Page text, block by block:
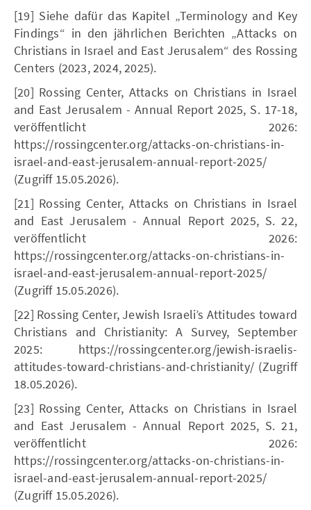
[19] Siehe dafür das Kapitel „Terminology and Key
Findings“ in den jährlichen Berichten „Attacks on
Christians in Israel and East Jerusalem“ des Rossing
Centers (2023, 2024, 2025).
[20] Rossing Center, Attacks on Christians in Israel
and East Jerusalem - Annual Report 2025, S. 17-18,
veröffentlicht 2026:
https://rossingcenter.org/attacks-on-christians-in-
israel-and-east-jerusalem-annual-report-2025/
(Zugriff 15.05.2026).
[21] Rossing Center, Attacks on Christians in Israel
and East Jerusalem - Annual Report 2025, S. 22,
veröffentlicht 2026:
https://rossingcenter.org/attacks-on-christians-in-
israel-and-east-jerusalem-annual-report-2025/
(Zugriff 15.05.2026).
[22] Rossing Center, Jewish Israeli’s Attitudes toward
Christians and Christianity: A Survey, September
2025: https://rossingcenter.org/jewish-israelis-
attitudes-toward-christians-and-christianity/ (Zugriff
18.05.2026).
[23] Rossing Center, Attacks on Christians in Israel
and East Jerusalem - Annual Report 2025, S. 21,
veröffentlicht 2026:
https://rossingcenter.org/attacks-on-christians-in-
israel-and-east-jerusalem-annual-report-2025/
(Zugriff 15.05.2026).